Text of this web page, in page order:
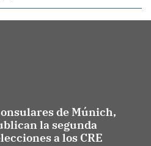
de Múnich,
la segunda
a los CRE